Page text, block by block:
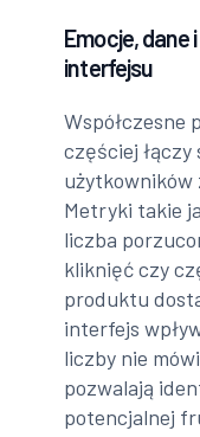
Emocje, dane
interfejsu
Współczesne
częściej
użytkowników
Metryki takie
liczba
kliknięć czy
produktu
interfejs
liczby nie
pozwalają
potencjalnej